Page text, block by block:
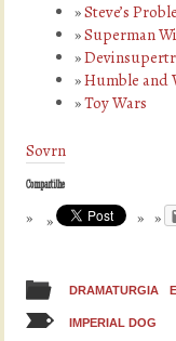
Steve’s
Superman
Humble and
Toy Wars
Sovrn
Compartilhe
DRAMATURGIA
IMPERIAL DOG